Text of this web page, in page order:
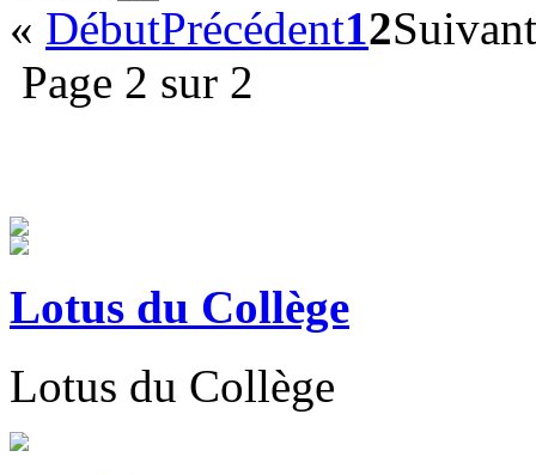
« DébutPrécédent12Suivant
Page 2 sur 2
Lotus du Collège
Lotus du Collège